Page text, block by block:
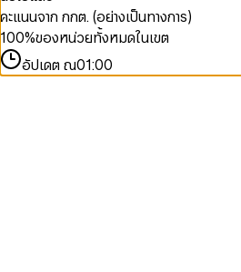
คะแนนจาก กกต. (อย่างเป็นทางการ)
100%ของหน่วยทั้งหมดในเขต
อัปเดต ณ01:00